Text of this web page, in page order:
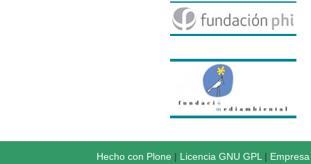
Hecho con Plone| Licencia GNU GPL |